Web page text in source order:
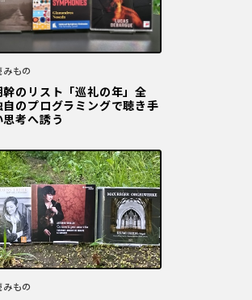
みもの
幹のリスト「巡礼の年」全
のプログラミングで聴き手
考へ誘う
みもの